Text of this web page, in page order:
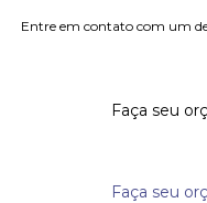
Entre em contato com um de
Faça seu
Faça seu